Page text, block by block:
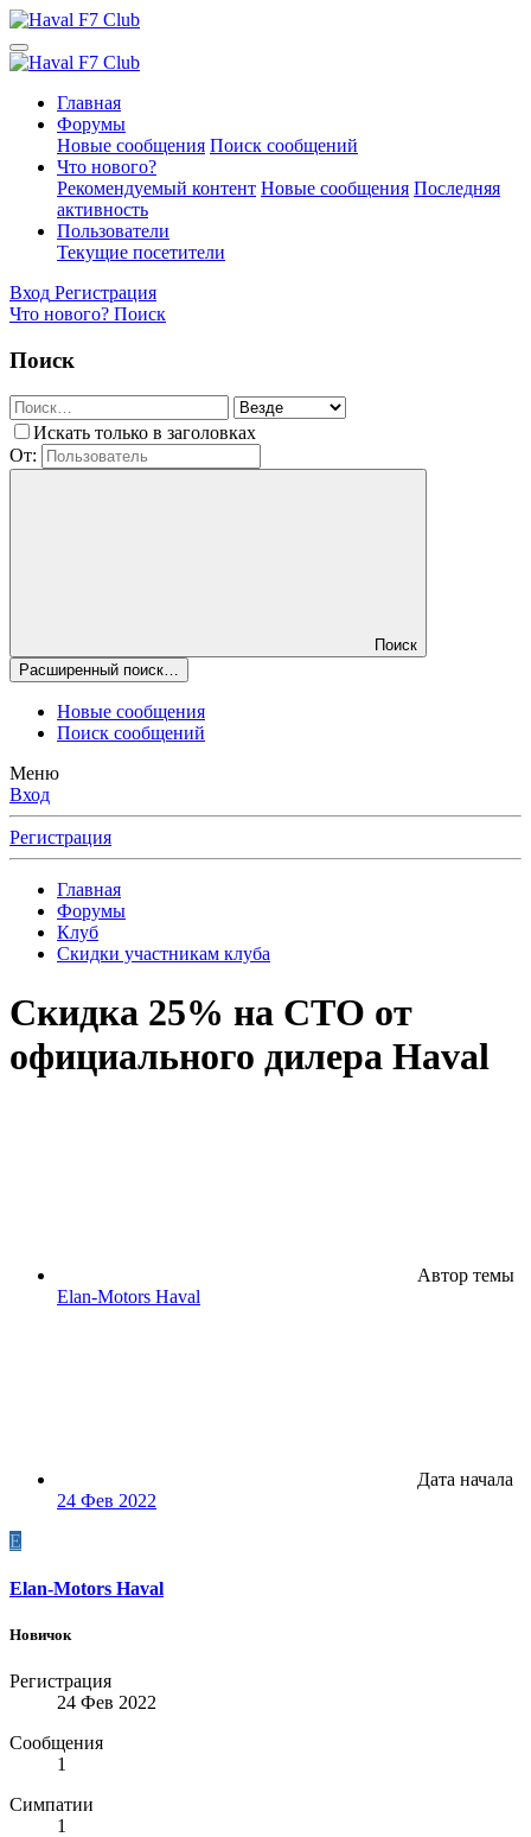
Главная
Форумы
Новые сообщения Поиск сообщений
Что нового?
Рекомендуемый контент Новые сообщения Последняя
активность
Пользователи
Текущие посетители
Вход Регистрация
Что нового? Поиск
Поиск
Искать только в заголовках
От:
Поиск
Расширенный поиск…
Новые сообщения
Поиск сообщений
Меню
Вход
Регистрация
Главная
Форумы
Клуб
Скидки участникам клуба
Скидка 25% на СТО от
официального дилера Haval
Автор темы
Elan-Motors Haval
Дата начала
24 Фев 2022
E
Elan-Motors Haval
Новичок
Регистрация
24 Фев 2022
Сообщения
1
Симпатии
1